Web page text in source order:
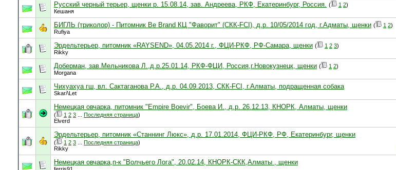
Русский черный терьер, щенки р. 15.08.14, зав. Андреева, РКФ, Екатеринбург, Россия. ( 1 2)
Кешаня
БИГЛЬ (триколор) - Питомник Be Brand КЦ "Фаворит" (СКК-FCI), д.р. 10/05/2014 год, г.Адматы, щенки ( 1 2)
Rufiya
Эрдельтерьер, питомник «RAYSEND», 04.05.2014 г., ФЦИ-РКФ, РФ-Самара, щенки ( 1 2 3)
Rikky
Доберман, зав.Мельникова Л.,д.р.25.01.14, РКФ-ФЦИ, Россия,г.Новокузнецк, щенки ( 1 2)
Morgana
Чихуахуа гш, вл. Сактаганова Р.А., д.р. 04.09.2013, СКК-FCI, г.Алматы, подращенная собака
Skar/\Let
Немецкая овчарка, питомник "Empire Boevir", Боева И., д.р. 26.12.13, КНОРК, Алматы, щенки
( 1 2 3 Последняя страница)
Elverd
Эрдельтерьер, питомник «Станнинг Люкс», д.р. 17.01.2014, ФЦИ-РКФ, РФ, Екатеринбург, щенки
( 1 2 3 Последняя страница)
Rikky
Немецкая овчарка,п-к "Волчьего Лога", 20.02.14, КНОРК-СКК,Алматы , щенки